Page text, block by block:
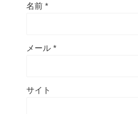
名前 *
メール *
サイト